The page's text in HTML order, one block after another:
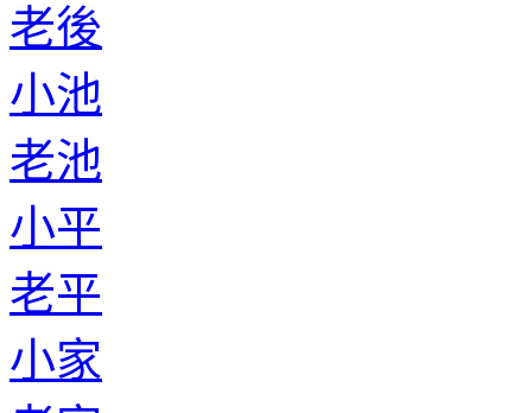
老後
小池
老池
小平
老平
小家